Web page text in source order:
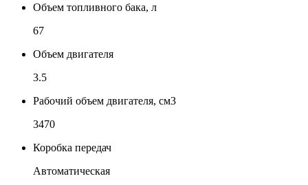
Объем топливного бака, л
67
Объем двигателя
3.5
Рабочий объем двигателя, см3
3470
Коробка передач
Автоматическая